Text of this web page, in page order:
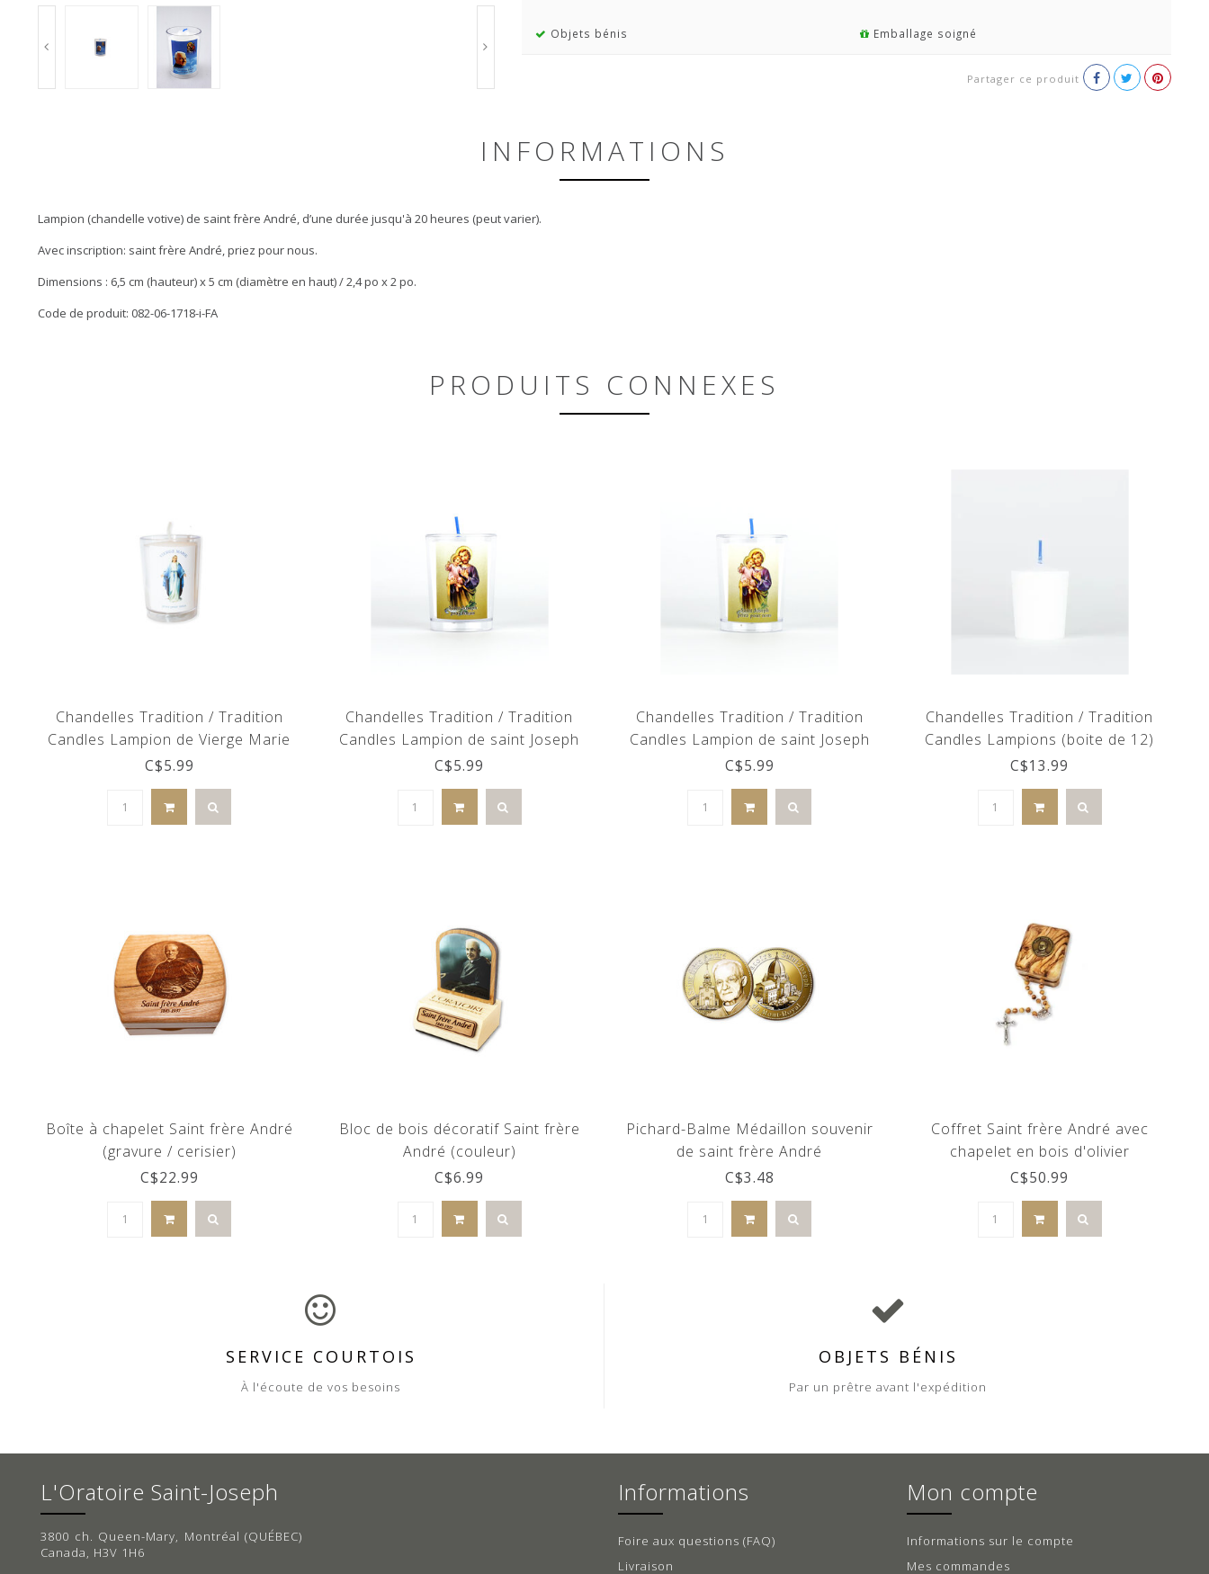
Objets bénis Emballage soigné
Partager ce produit
INFORMATIONS
Lampion (chandelle votive) de saint frère André, d’une durée jusqu'à 20 heures (peut varier).
Avec inscription: saint frère André, priez pour nous.
Dimensions : 6,5 cm (hauteur) x 5 cm (diamètre en haut) / 2,4 po x 2 po.
Code de produit: 082-06-1718-i-FA
PRODUITS CONNEXES
Chandelles Tradition / Tradition
Candles Lampion de Vierge Marie
C$5.99
Chandelles Tradition / Tradition
Candles Lampion de saint Joseph
(anglais)
C$5.99
Chandelles Tradition / Tradition
Candles Lampion de saint Joseph
C$5.99
Chandelles Tradition / Tradition
Candles Lampions (boite de 12)
C$13.99
Boîte à chapelet Saint frère André
(gravure / cerisier)
C$22.99
Bloc de bois décoratif Saint frère
André (couleur)
C$6.99
Pichard-Balme Médaillon souvenir
de saint frère André
C$3.48
Coffret Saint frère André avec
chapelet en bois d'olivier
C$50.99
SERVICE COURTOIS
À l'écoute de vos besoins
OBJETS BÉNIS
Par un prêtre avant l'expédition
L'Oratoire Saint-Joseph
3800 ch. Queen-Mary, Montréal (QUÉBEC)
Canada, H3V 1H6
Informations
Foire aux questions (FAQ)
Livraison
Mon compte
Informations sur le compte
Mes commandes